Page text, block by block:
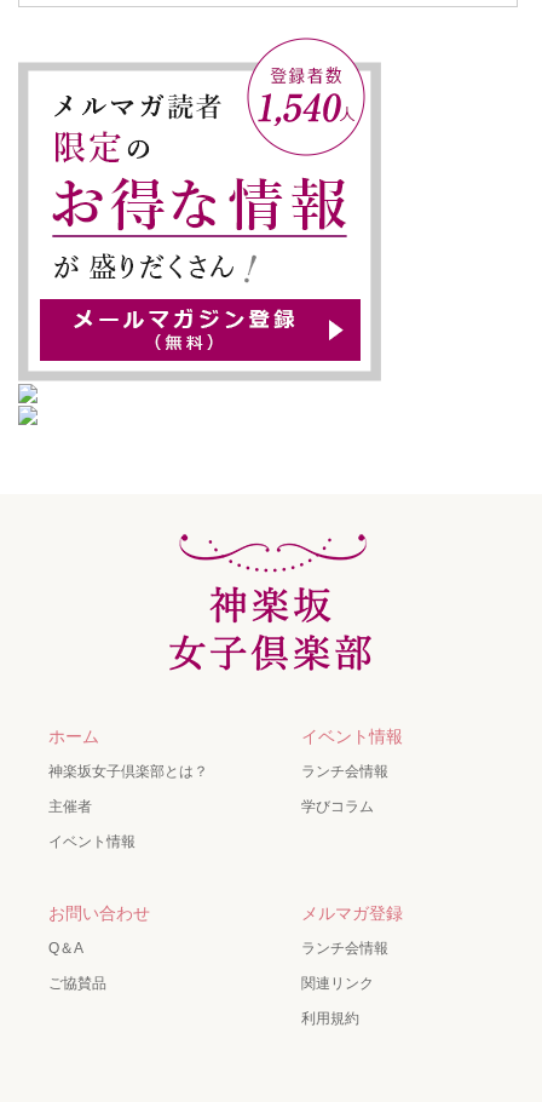
ホーム
神楽坂女子倶楽部とは？
主催者
イベント情報
イベント情報
ランチ会情報
学びコラム
お問い合わせ
Q＆A
ご協賛品
メルマガ登録
ランチ会情報
関連リンク
利用規約